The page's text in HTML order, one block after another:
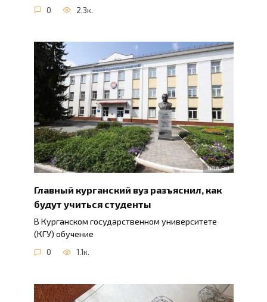
0 2.3к.
Главный курганский вуз разъяснил, как
будут учиться студенты
В Курганском государственном университете
(КГУ) обучение
0 1.1к.